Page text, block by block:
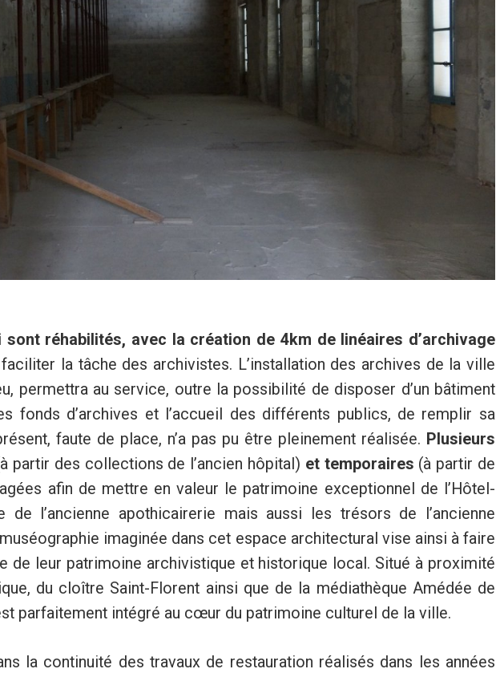
sont réhabilités, avec la création de 4km de linéaires d’archivage
la tâche des archivistes. L’installation des archives de la ville
permettra au service, outre la possibilité de disposer d’un bâtiment
fonds d’archives et l’accueil des différents publics, de remplir sa
faute de place, n’a pas pu être pleinement réalisée. Plusieurs
partir des collections de l’ancien hôpital) et temporaires (à partir de
afin de mettre en valeur le patrimoine exceptionnel de l’Hôtel-
l’ancienne apothicairerie mais aussi les trésors de l’ancienne
imaginée dans cet espace architectural vise ainsi à faire
de leur patrimoine archivistique et historique local. Situé à proximité
du cloître Saint-Florent ainsi que de la médiathèque Amédée de
parfaitement intégré au cœur du patrimoine culturel de la ville.
la continuité des travaux de restauration réalisés dans les années